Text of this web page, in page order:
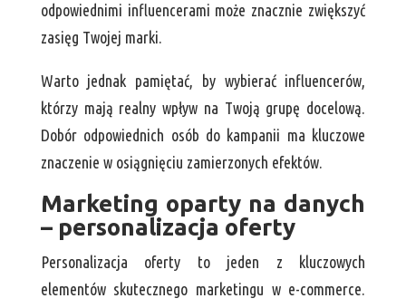
odpowiednimi influencerami może znacznie zwiększyć
zasięg Twojej marki.
Warto jednak pamiętać, by wybierać influencerów,
którzy mają realny wpływ na Twoją grupę docelową.
Dobór odpowiednich osób do kampanii ma kluczowe
znaczenie w osiągnięciu zamierzonych efektów.
Marketing oparty na danych
– personalizacja oferty
Personalizacja oferty to jeden z kluczowych
elementów skutecznego marketingu w e-commerce.